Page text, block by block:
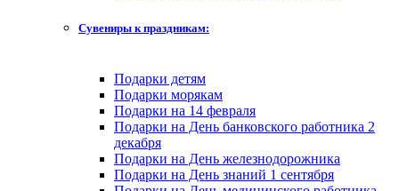
Сувениры к праздникам:
Подарки детям
Подарки морякам
Подарки на 14 февраля
Подарки на День банковского работника 2
декабря
Подарки на День железнодорожника
Подарки на День знаний 1 сентября